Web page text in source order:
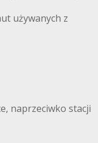
używanych z
naprzeciwko stacji